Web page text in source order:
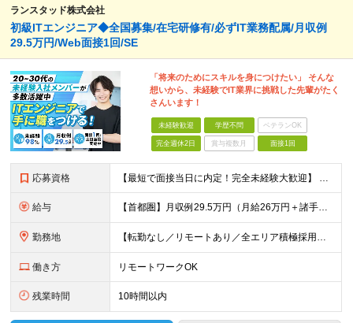
ランスタッド株式会社
初級ITエンジニア◆全国募集/在宅研修有/必ずIT業務配属/月収例
29.5万円/Web面接1回/SE
「将来のためにスキルを身につけたい」 そんな
想いから、未経験でIT業界に挑戦した先輩がたく
さんいます！
未経験歓迎 学歴不問 ベテランOK
完全週休2日 賞与複数月 面接1回
応募資格 【最短で面接当日に内定！完全未経験大歓迎】 ・業種／職種未経験歓迎 ・社会人デビュー、第二新卒、既卒者大歓迎 ・学歴不問（文系、理系不問） ・20代～30代、男女問わず活躍中 ・服装、髪色自由 ・明確
給与 【首都圏】月収例29.5万円（月給26万円＋諸手当） 【東海・関西】月収例28.5万円（月給25万円＋諸手当） 【九州】月収例26万円（月給23万円＋諸手当） ※経験・スキル・前職給与を踏まえ、総合
勤務地 【転勤なし／リモートあり／全エリア積極採用中】 ・大手企業のプロジェクトが中心 ・勤務エリアは希望を考慮し決定 ・研修はリモートメインで実施します ・U&Iターンの方も大歓迎◎ ＜主なエリア＞ ■首
働き方 リモートワークOK
残業時間 10時間以内